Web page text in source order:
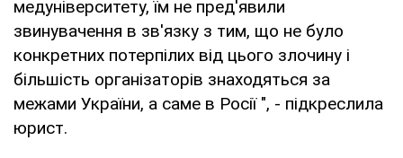
медуніверситету, їм не пред'явили
звинувачення в зв'язку з тим, що не було
конкретних потерпілих від цього злочину і
більшість організаторів знаходяться за
межами України, а саме в Росії ", - підкреслила
юрист.